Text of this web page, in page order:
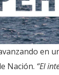
en
Nación. “El